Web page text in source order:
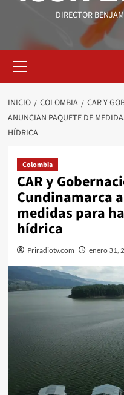
DIRECTOR
primario
INICIO COLOMBIA
CAR Y
ANUNCIAN PAQUETE DE
HÍDRICA
Colombia
CAR y
Cundinamarca
medidas para
hídrica
Priradiotv.com enero 31,